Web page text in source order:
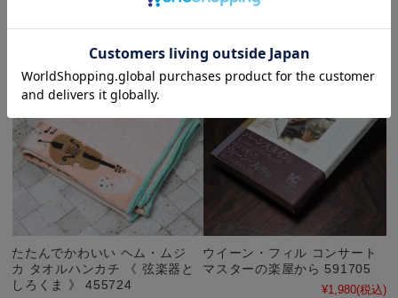
たたんでかわいい ヘム・ムジ
カ タオルハンカチ 《 弦楽器と
しろくま 》 455724
ウイーン・フィル コンサート
マスターの楽屋から 591705
¥1,980(税込)